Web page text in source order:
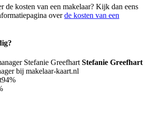
de kosten van een makelaar? Kijk dan eens
overde kosten van een
Stefanie Greefhart
bij makelaar-kaart.nl
94%